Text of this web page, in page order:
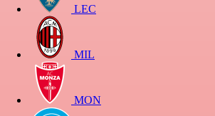
LEC
MIL
MON